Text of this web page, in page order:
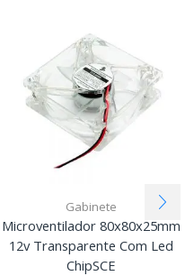
Gabinete
Microventilador 80x80x25mm
12v Transparente Com Led
ChipSCE